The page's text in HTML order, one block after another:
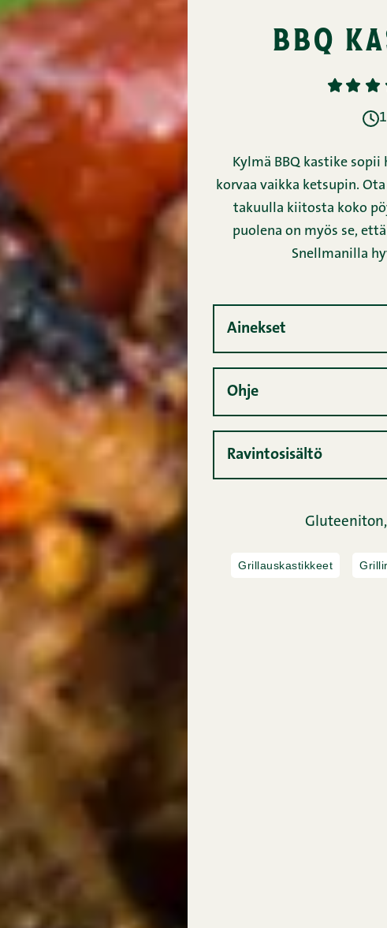
bbq
1 2 3
Kylmä BBQ kastike
korvaa vaikka ketsupin.
takuulla kiitosta koko
puolena on myös se,
Snellmanilla
Ainekset
Ohje
Ravintosisältö
Gluteeniton,
Grillauskastikkeet